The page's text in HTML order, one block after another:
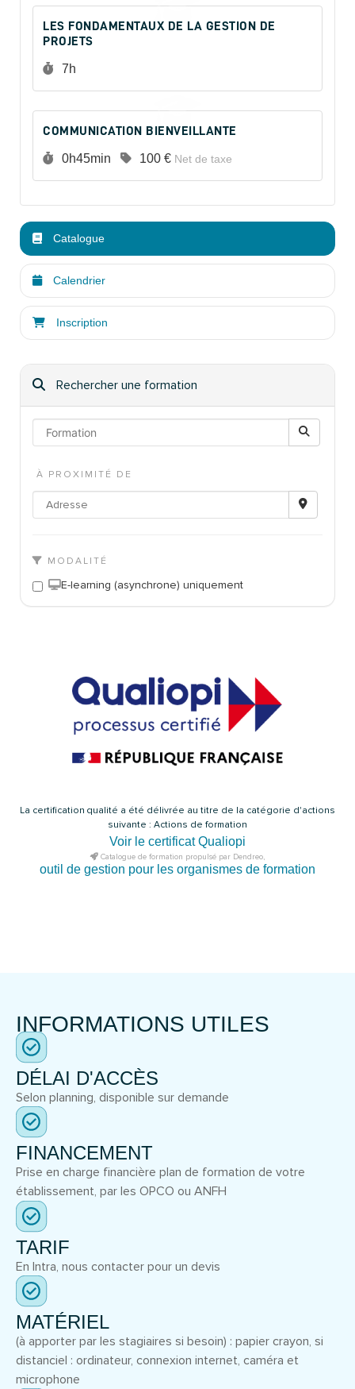
LES FONDAMENTAUX DE LA GESTION DE
PROJETS
Durée :
7h
COMMUNICATION BIENVEILLANTE
Durée :
0h45min Prix :
100 € Net de taxe
Catalogue
Calendrier
Inscription
Rechercher une formation
À PROXIMITÉ DE
MODALITÉ
E-learning (asynchrone) uniquement
La certification qualité a été délivrée au titre de la catégorie d'actions
suivante : Actions de formation
Voir le certificat Qualiopi
Catalogue de formation propulsé par Dendreo,
outil de gestion pour les organismes de formation
INFORMATIONS UTILES
DÉLAI D'ACCÈS
Selon planning, disponible sur demande
FINANCEMENT
Prise en charge financière plan de formation de votre
établissement, par les OPCO ou ANFH
TARIF
En Intra, nous contacter pour un devis
MATÉRIEL
(à apporter par les stagiaires si besoin) : papier crayon, si
distanciel : ordinateur, connexion internet, caméra et
microphone